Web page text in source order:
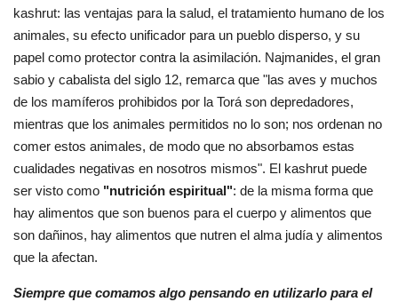
kashrut: las ventajas para la salud, el tratamiento humano de los
animales, su efecto unificador para un pueblo disperso, y su
papel como protector contra la asimilación. Najmanides, el gran
sabio y cabalista del siglo 12, remarca que "las aves y muchos
de los mamíferos prohibidos por la Torá son depredadores,
mientras que los animales permitidos no lo son; nos ordenan no
comer estos animales, de modo que no absorbamos estas
cualidades negativas en nosotros mismos". El kashrut puede
ser visto como "nutrición espiritual": de la misma forma que
hay alimentos que son buenos para el cuerpo y alimentos que
son dañinos, hay alimentos que nutren el alma judía y alimentos
que la afectan.
Siempre que comamos algo pensando en utilizarlo para el